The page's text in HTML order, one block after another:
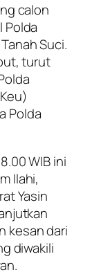
calon
Polda
Suci.
turut
Polda
WIB ini
Ilahi,
Yasin
kesan dari
diwakili